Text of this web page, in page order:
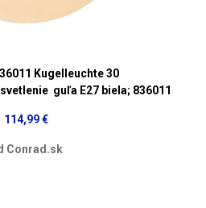
Kugelleuchte 30
guľa E27 biela; 836011
114,99 €
Conrad.sk